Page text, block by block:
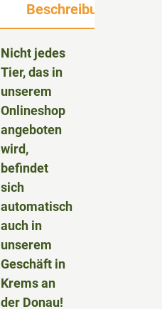
Beschreibung
Nicht jedes
Tier, das in
unserem
Onlineshop
angeboten
wird,
befindet
sich
automatisch
auch in
unserem
Geschäft in
Krems an
der Donau!